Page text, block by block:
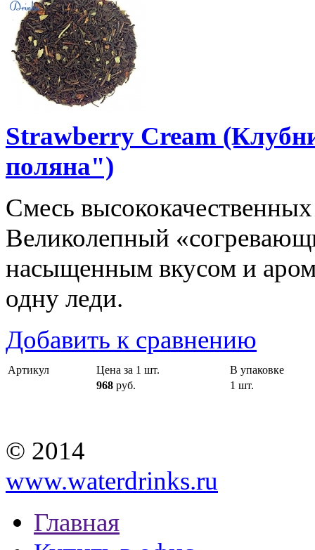
Strawberry Cream
поляна")
Смесь
Великолепный
насыщенным вкусом и
одну леди.
Добавить к сравнению
Артикул Цена за 1 шт.
В упаковке
968 руб. 1 шт.
© 2014
www.waterdrinks.ru
Главная